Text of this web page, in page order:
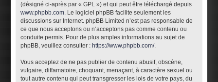
(désigné ci-après par « GPL ») et qui peut être téléchargé depuis
www.phpbb.com. Le logiciel phpBB facilite seulement les
discussions sur Internet. phpBB Limited n’est pas responsable de
ce que nous acceptons ou n’acceptons pas comme contenu ou
conduite permis. Pour de plus amples informations au sujet de
phpBB, veuillez consulter : https://www.phpbb.com/.
Vous acceptez de ne pas publier de contenu abusif, obscène,
vulgaire, diffamatoire, choquant, menaçant, à caractère sexuel ou
tout autre contenu qui peut transgresser les lois de votre pays, du